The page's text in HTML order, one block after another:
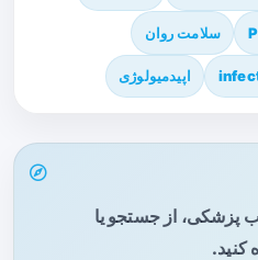
سلامت روان
اپیدمیولوژی
پزشکی، از جستجو یا
کنید.